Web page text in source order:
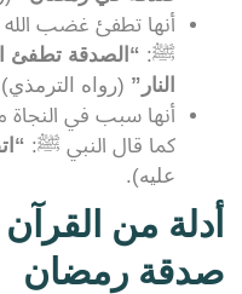
أنها تطفئ غضب الله
ﷺ: “الصدقة تطفئ
النار” (رواه
أنها سبب في النجاة
كما قال النبي ﷺ:
عليه).
أدلة من
صدقة رمضان